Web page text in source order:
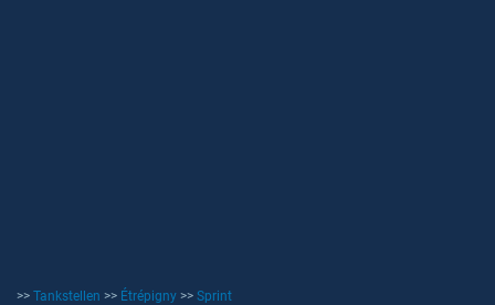
>> Tankstellen >> Étrépigny >> Sprint